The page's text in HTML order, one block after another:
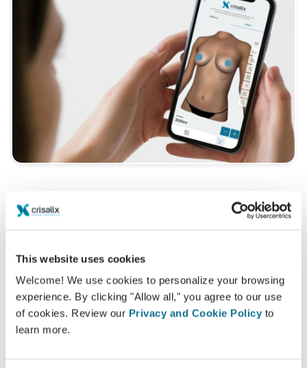
This website uses cookies
Welcome! We use cookies to personalize your browsing
experience. By clicking "Allow all," you agree to our use
of cookies. Review our Privacy and Cookie Policy to
learn more.
가장 잘 어울리는 것이 무엇인지 알고 싶습
상담 후 집에서 "새로운 모습"에 액세스할 수 있도록
수 있습니다. 이렇게 하면 가족이나 친구 또는 의견을 원하
는 사람과 공유할 수 있습니다.